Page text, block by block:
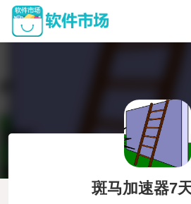
斑马加速器7